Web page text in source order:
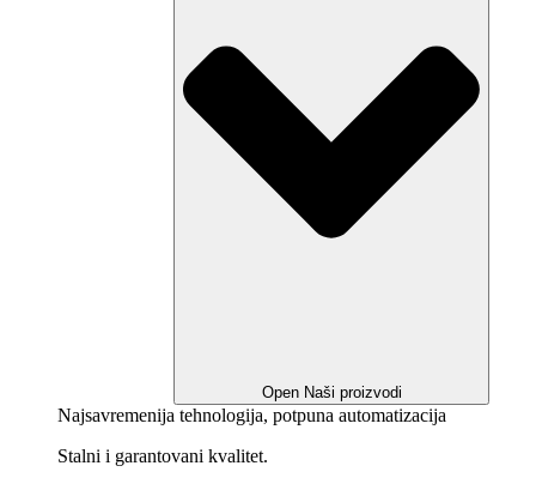
Open Naši proizvodi
Najsavremenija tehnologija, potpuna automatizacija
Stalni i garantovani kvalitet.